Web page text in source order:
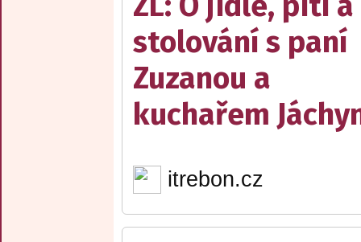
stolování s paní
Zuzanou a
kuchařem
itrebon.cz